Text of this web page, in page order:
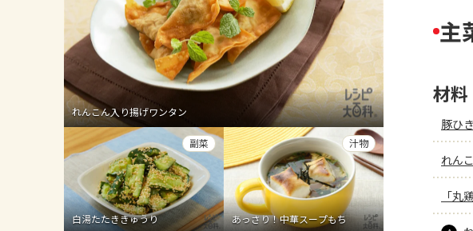
れんこん入り揚げワンタン
白湯たたききゅうり
副菜
あっさり！中華スープもち
汁物
主
材料
豚ひ
れん
「丸